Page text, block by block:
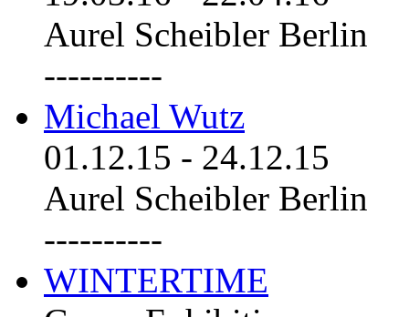
Aurel Scheibler Berlin
----------
Michael Wutz
01.12.15 - 24.12.15
Aurel Scheibler Berlin
----------
WINTERTIME